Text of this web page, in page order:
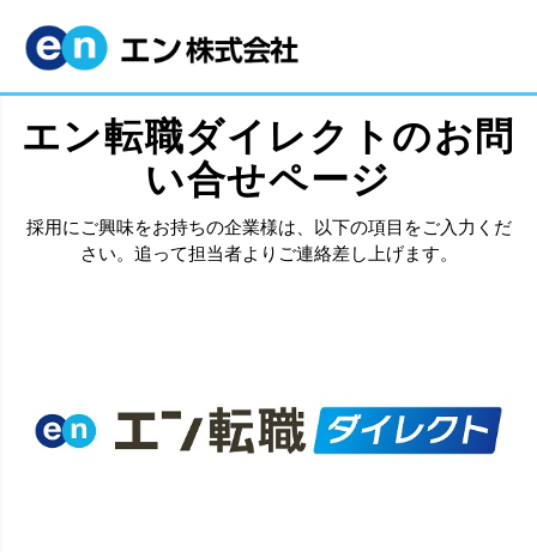
エン転職ダイレクトのお問
い合せページ
採用にご興味をお持ちの企業様は、以下の項目をご入力くだ
さい。追って担当者よりご連絡差し上げます。